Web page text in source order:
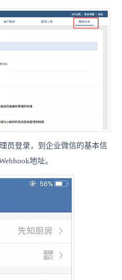
员登录，到企业微信的基本信
地址。